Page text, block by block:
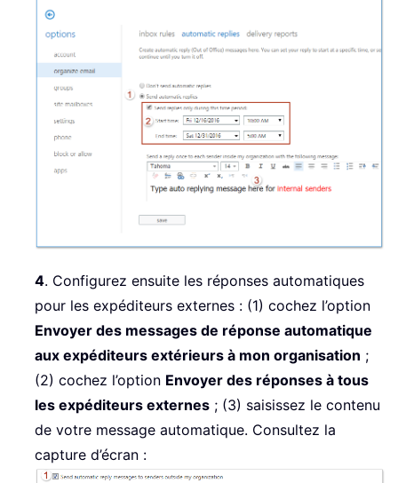
4. Configurez ensuite les réponses automatiques
pour les expéditeurs externes : (1) cochez l’option
Envoyer des messages de réponse automatique
aux expéditeurs extérieurs à mon organisation ;
(2) cochez l’option Envoyer des réponses à tous
les expéditeurs externes ; (3) saisissez le contenu
de votre message automatique. Consultez la
capture d’écran :